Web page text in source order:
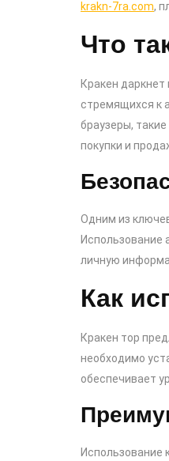
krakn-7ra.com,
Что
Кракен
стремящихся к
браузеры,
покупки и
Одним из
Использование
личную
Как
Кракен тор
необходимо
обеспечивает
Использование